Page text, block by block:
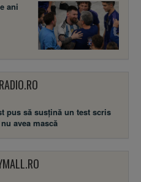
ani
pus să susţină un test scris
avea mască